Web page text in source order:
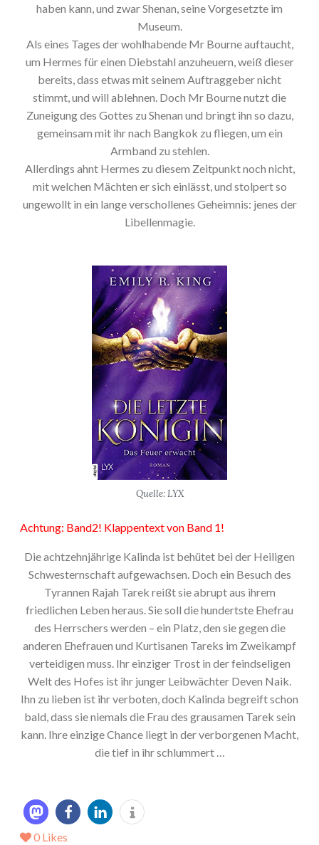
haben kann, und zwar Shenan, seine Vorgesetzte im
Museum.
Als eines Tages der wohlhabende Mr Bourne auftaucht,
um Hermes für einen Diebstahl anzuheuern, weiß dieser
bereits, dass etwas mit seinem Auftraggeber nicht
stimmt, und will ablehnen. Doch Mr Bourne nutzt die
Zuneigung des Gottes zu Shenan und bringt ihn so dazu,
gemeinsam mit ihr nach Bangkok zu fliegen, um ein
Armband zu stehlen.
Allerdings ahnt Hermes zu diesem Zeitpunkt noch nicht,
mit welchen Mächten er sich einlässt, und stolpert so
ungewollt in ein lange verschollenes Geheimnis: jenes der
Libellenmagie.
Quelle: LYX
Achtung: Band2! Klappentext von Band 1!
Die achtzehnjährige Kalinda ist behütet bei der Heiligen
Schwesternschaft aufgewachsen. Doch ein Besuch des
Tyrannen Rajah Tarek reißt sie abrupt aus ihrem
friedlichen Leben heraus. Sie soll die hundertste Ehefrau
des Herrschers werden – ein Platz, den sie gegen die
anderen Ehefrauen und Kurtisanen Tareks im Zweikampf
verteidigen muss. Ihr einziger Trost in der feindseligen
Welt des Hofes ist ihr junger Leibwächter Deven Naik.
Ihn zu lieben ist ihr verboten, doch Kalinda begreift schon
bald, dass sie niemals die Frau des grausamen Tarek sein
kann. Ihre einzige Chance liegt in der verborgenen Macht,
die tief in ihr schlummert …
0 Likes